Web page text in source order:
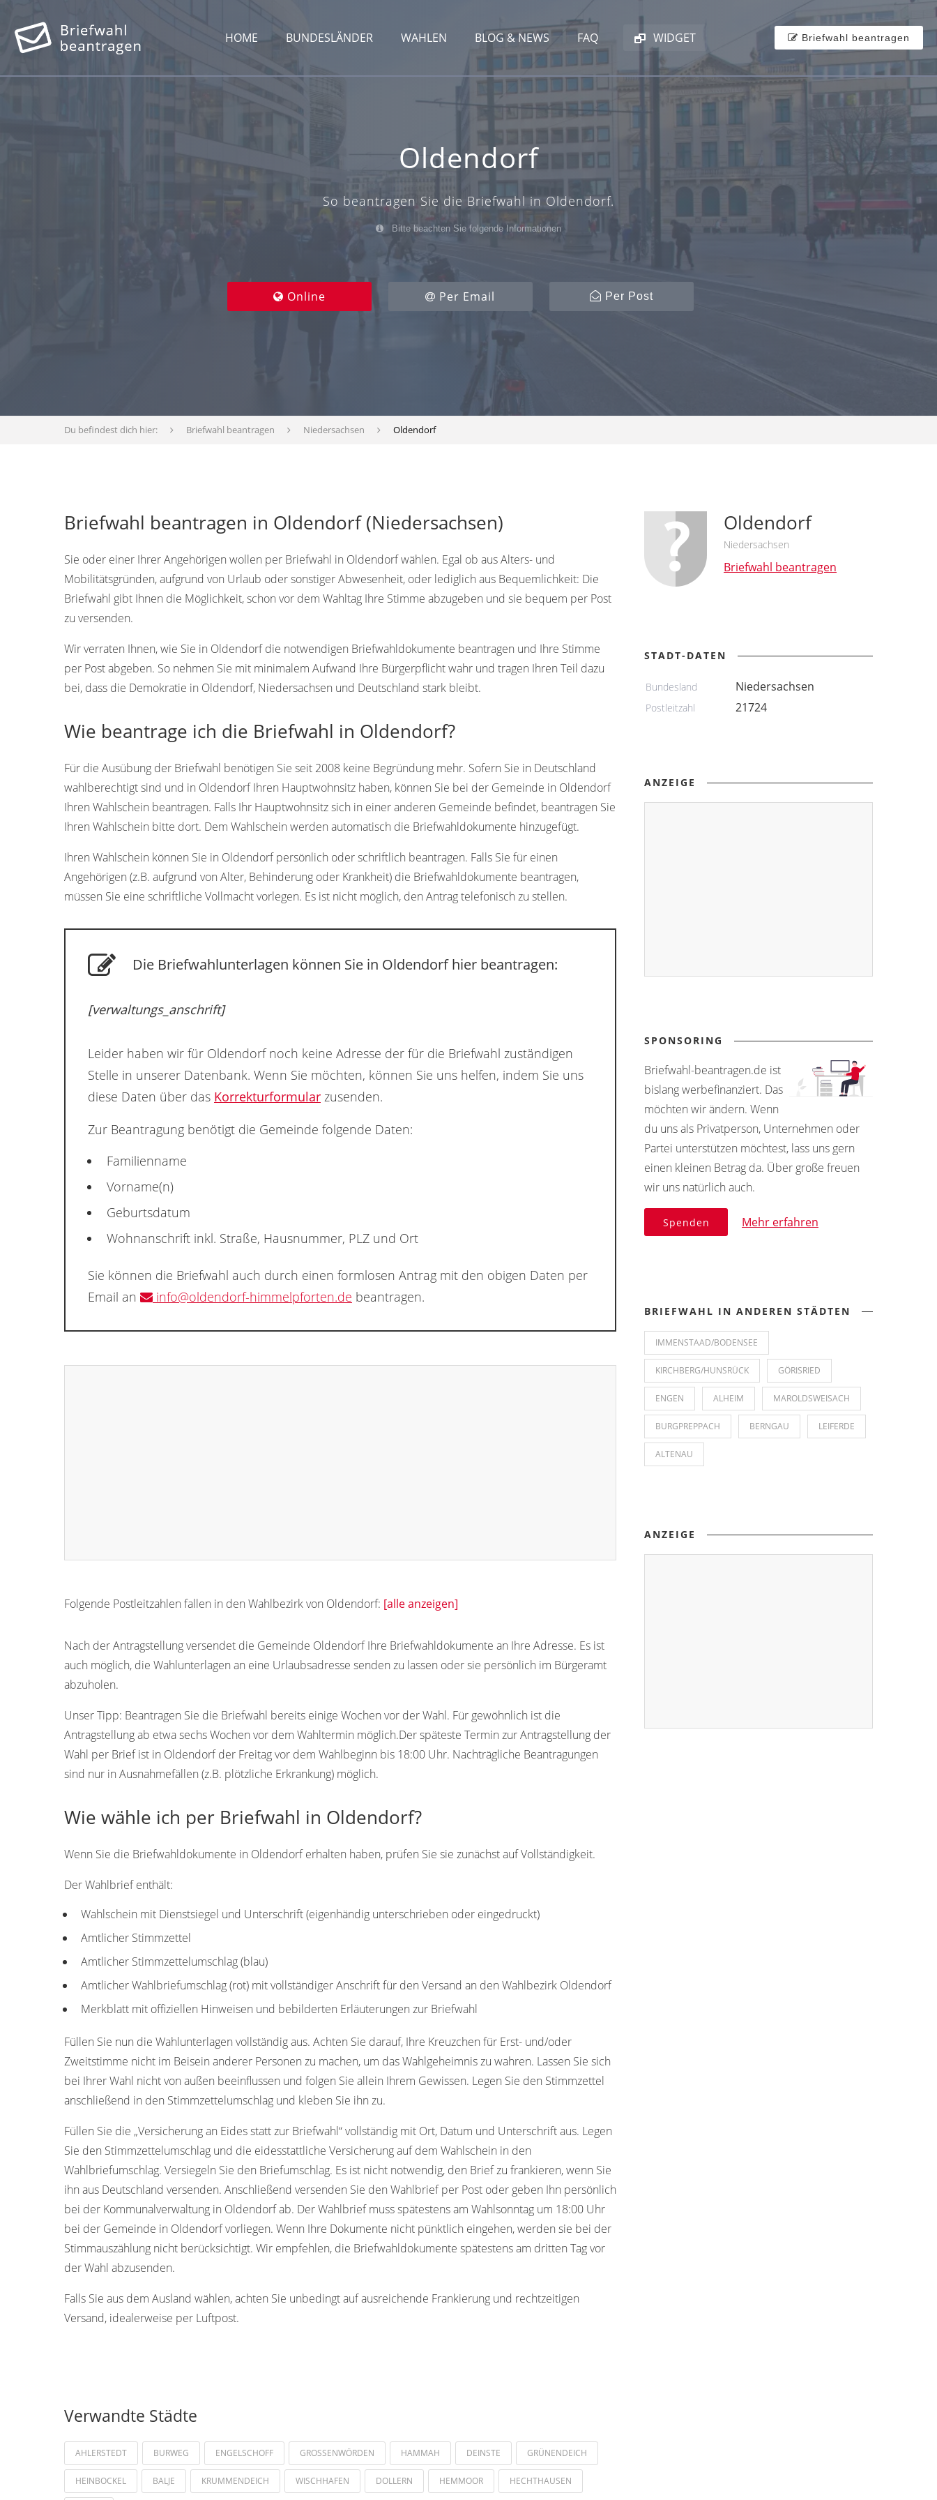
HOME BUNDESLÄNDER WAHLEN BLOG & NEWS FAQ WIDGET Briefwahl beantragen
Oldendorf
So beantragen Sie die Briefwahl in Oldendorf.
Bitte beachten Sie folgende Informationen
Online Per Email Per Post
Du befindest dich hier: Briefwahl beantragen Niedersachsen Oldendorf
Briefwahl beantragen in Oldendorf (Niedersachsen)
Sie oder einer Ihrer Angehörigen wollen per Briefwahl in Oldendorf wählen. Egal ob aus Alters- und
Mobilitätsgründen, aufgrund von Urlaub oder sonstiger Abwesenheit, oder lediglich aus Bequemlichkeit: Die
Briefwahl gibt Ihnen die Möglichkeit, schon vor dem Wahltag Ihre Stimme abzugeben und sie bequem per Post
zu versenden.
Wir verraten Ihnen, wie Sie in Oldendorf die notwendigen Briefwahldokumente beantragen und Ihre Stimme
per Post abgeben. So nehmen Sie mit minimalem Aufwand Ihre Bürgerpflicht wahr und tragen Ihren Teil dazu
bei, dass die Demokratie in Oldendorf, Niedersachsen und Deutschland stark bleibt.
Wie beantrage ich die Briefwahl in Oldendorf?
Für die Ausübung der Briefwahl benötigen Sie seit 2008 keine Begründung mehr. Sofern Sie in Deutschland
wahlberechtigt sind und in Oldendorf Ihren Hauptwohnsitz haben, können Sie bei der Gemeinde in Oldendorf
Ihren Wahlschein beantragen. Falls Ihr Hauptwohnsitz sich in einer anderen Gemeinde befindet, beantragen Sie
Ihren Wahlschein bitte dort. Dem Wahlschein werden automatisch die Briefwahldokumente hinzugefügt.
Ihren Wahlschein können Sie in Oldendorf persönlich oder schriftlich beantragen. Falls Sie für einen
Angehörigen (z.B. aufgrund von Alter, Behinderung oder Krankheit) die Briefwahldokumente beantragen,
müssen Sie eine schriftliche Vollmacht vorlegen. Es ist nicht möglich, den Antrag telefonisch zu stellen.
Die Briefwahlunterlagen können Sie in Oldendorf hier beantragen:
[verwaltungs_anschrift]
Leider haben wir für Oldendorf noch keine Adresse der für die Briefwahl zuständigen
Stelle in unserer Datenbank. Wenn Sie möchten, können Sie uns helfen, indem Sie uns
diese Daten über das Korrekturformular zusenden.
Zur Beantragung benötigt die Gemeinde folgende Daten:
Familienname
Vorname(n)
Geburtsdatum
Wohnanschrift inkl. Straße, Hausnummer, PLZ und Ort
Sie können die Briefwahl auch durch einen formlosen Antrag mit den obigen Daten per
Email an
info@oldendorf-himmelpforten.de beantragen.
Folgende Postleitzahlen fallen in den Wahlbezirk von Oldendorf: [alle anzeigen]
Nach der Antragstellung versendet die Gemeinde Oldendorf Ihre Briefwahldokumente an Ihre Adresse. Es ist
auch möglich, die Wahlunterlagen an eine Urlaubsadresse senden zu lassen oder sie persönlich im Bürgeramt
abzuholen.
Unser Tipp: Beantragen Sie die Briefwahl bereits einige Wochen vor der Wahl. Für gewöhnlich ist die
Antragstellung ab etwa sechs Wochen vor dem Wahltermin möglich.Der späteste Termin zur Antragstellung der
Wahl per Brief ist in Oldendorf der Freitag vor dem Wahlbeginn bis 18:00 Uhr. Nachträgliche Beantragungen
sind nur in Ausnahmefällen (z.B. plötzliche Erkrankung) möglich.
Wie wähle ich per Briefwahl in Oldendorf?
Wenn Sie die Briefwahldokumente in Oldendorf erhalten haben, prüfen Sie sie zunächst auf Vollständigkeit.
Der Wahlbrief enthält:
Wahlschein mit Dienstsiegel und Unterschrift (eigenhändig unterschrieben oder eingedruckt)
Amtlicher Stimmzettel
Amtlicher Stimmzettelumschlag (blau)
Amtlicher Wahlbriefumschlag (rot) mit vollständiger Anschrift für den Versand an den Wahlbezirk Oldendorf
Merkblatt mit offiziellen Hinweisen und bebilderten Erläuterungen zur Briefwahl
Füllen Sie nun die Wahlunterlagen vollständig aus. Achten Sie darauf, Ihre Kreuzchen für Erst- und/oder
Zweitstimme nicht im Beisein anderer Personen zu machen, um das Wahlgeheimnis zu wahren. Lassen Sie sich
bei Ihrer Wahl nicht von außen beeinflussen und folgen Sie allein Ihrem Gewissen. Legen Sie den Stimmzettel
anschließend in den Stimmzettelumschlag und kleben Sie ihn zu.
Füllen Sie die „Versicherung an Eides statt zur Briefwahl“ vollständig mit Ort, Datum und Unterschrift aus. Legen
Sie den Stimmzettelumschlag und die eidesstattliche Versicherung auf dem Wahlschein in den
Wahlbriefumschlag. Versiegeln Sie den Briefumschlag. Es ist nicht notwendig, den Brief zu frankieren, wenn Sie
ihn aus Deutschland versenden. Anschließend versenden Sie den Wahlbrief per Post oder geben Ihn persönlich
bei der Kommunalverwaltung in Oldendorf ab. Der Wahlbrief muss spätestens am Wahlsonntag um 18:00 Uhr
bei der Gemeinde in Oldendorf vorliegen. Wenn Ihre Dokumente nicht pünktlich eingehen, werden sie bei der
Stimmauszählung nicht berücksichtigt. Wir empfehlen, die Briefwahldokumente spätestens am dritten Tag vor
der Wahl abzusenden.
Falls Sie aus dem Ausland wählen, achten Sie unbedingt auf ausreichende Frankierung und rechtzeitigen
Versand, idealerweise per Luftpost.
Verwandte Städte
AHLERSTEDT BURWEG ENGELSCHOFF GROSSENWÖRDEN HAMMAH DEINSTE GRÜNENDEICH
HEINBOCKEL BALJE KRUMMENDEICH WISCHHAFEN DOLLERN HEMMOOR HECHTHAUSEN
Oldendorf
Niedersachsen
Briefwahl beantragen
STADT-DATEN
Bundesland Niedersachsen
Postleitzahl 21724
ANZEIGE
SPONSORING
Briefwahl-beantragen.de ist
bislang werbefinanziert. Das
möchten wir ändern. Wenn
du uns als Privatperson, Unternehmen oder
Partei unterstützen möchtest, lass uns gern
einen kleinen Betrag da. Über große freuen
wir uns natürlich auch.
Spenden Mehr erfahren
BRIEFWAHL IN ANDEREN STÄDTEN
IMMENSTAAD/BODENSEE
KIRCHBERG/HUNSRÜCK GÖRISRIED
ENGEN ALHEIM MAROLDSWEISACH
BURGPREPPACH BERNGAU LEIFERDE
ALTENAU
ANZEIGE